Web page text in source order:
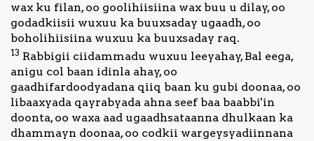
wax ku filan, oo goolihiisiina wax buu u dilay, oo
godadkiisii wuxuu ka buuxsaday ugaadh, oo
boholihiisiina wuxuu ka buuxsaday raq.
13 Rabbigii ciidammadu wuxuu leeyahay, Bal eega,
anigu col baan idinla ahay, oo
gaadhifardoodyadana qiiq baan ku gubi doonaa, oo
libaaxyada qayrabyada ahna seef baa baabbi'in
doonta, oo waxa aad ugaadhsataanna dhulkaan ka
dhammayn doonaa, oo codkii wargeysyadiinnana